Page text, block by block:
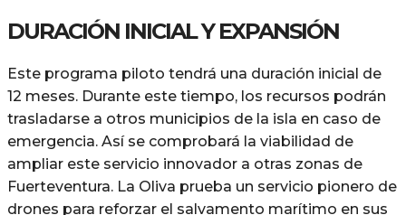
DURACIÓN INICIAL Y EXPANSIÓN
Este programa piloto tendrá una duración inicial de
12 meses. Durante este tiempo, los recursos podrán
trasladarse a otros municipios de la isla en caso de
emergencia. Así se comprobará la viabilidad de
ampliar este servicio innovador a otras zonas de
Fuerteventura. La Oliva prueba un servicio pionero de
drones para reforzar el salvamento marítimo en sus